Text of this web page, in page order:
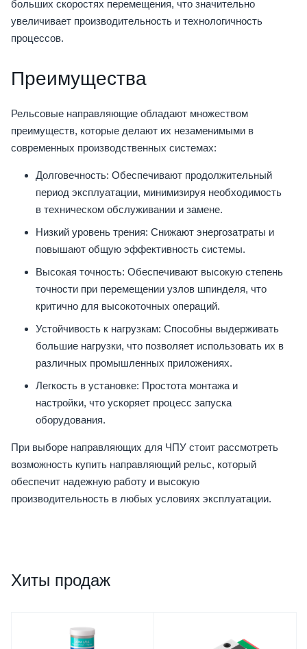
больших скоростях перемещения, что значительно
увеличивает производительность и технологичность
процессов.
Преимущества
Рельсовые направляющие обладают множеством
преимуществ, которые делают их незаменимыми в
современных производственных системах:
Долговечность: Обеспечивают продолжительный
период эксплуатации, минимизируя необходимость
в техническом обслуживании и замене.
Низкий уровень трения: Снижают энергозатраты и
повышают общую эффективность системы.
Высокая точность: Обеспечивают высокую степень
точности при перемещении узлов шпинделя, что
критично для высокоточных операций.
Устойчивость к нагрузкам: Способны выдерживать
большие нагрузки, что позволяет использовать их в
различных промышленных приложениях.
Легкость в установке: Простота монтажа и
настройки, что ускоряет процесс запуска
оборудования.
При выборе направляющих для ЧПУ стоит рассмотреть
возможность купить направляющий рельс, который
обеспечит надежную работу и высокую
производительность в любых условиях эксплуатации.
Хиты продаж